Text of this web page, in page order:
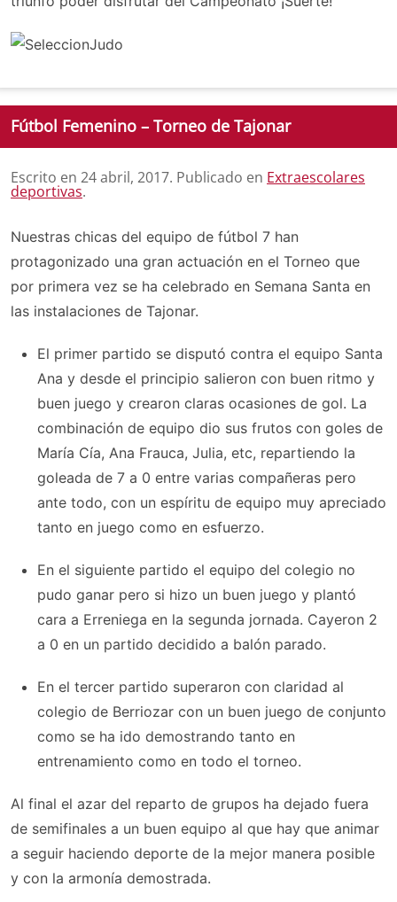
Fútbol Femenino – Torneo de Tajonar
Escrito en 24 abril, 2017. Publicado en Extraescolares
deportivas.
Nuestras chicas del equipo de fútbol 7 han
protagonizado una gran actuación en el Torneo que
por primera vez se ha celebrado en Semana Santa en
las instalaciones de Tajonar.
El primer partido se disputó contra el equipo Santa
Ana y desde el principio salieron con buen ritmo y
buen juego y crearon claras ocasiones de gol. La
combinación de equipo dio sus frutos con goles de
María Cía, Ana Frauca, Julia, etc, repartiendo la
goleada de 7 a 0 entre varias compañeras pero
ante todo, con un espíritu de equipo muy apreciado
tanto en juego como en esfuerzo.
En el siguiente partido el equipo del colegio no
pudo ganar pero si hizo un buen juego y plantó
cara a Erreniega en la segunda jornada. Cayeron 2
a 0 en un partido decidido a balón parado.
En el tercer partido superaron con claridad al
colegio de Berriozar con un buen juego de conjunto
como se ha ido demostrando tanto en
entrenamiento como en todo el torneo.
Al final el azar del reparto de grupos ha dejado fuera
de semifinales a un buen equipo al que hay que animar
a seguir haciendo deporte de la mejor manera posible
y con la armonía demostrada.